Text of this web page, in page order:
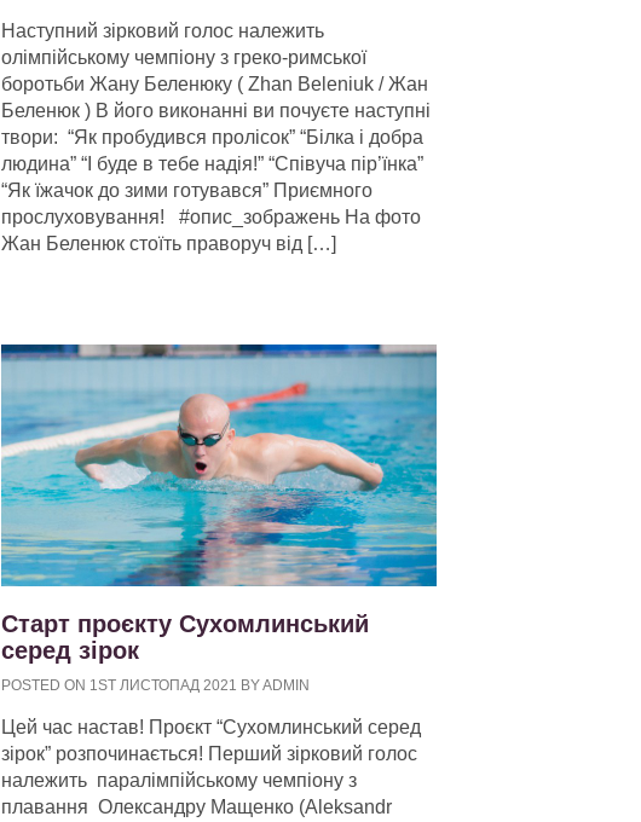
Наступний зірковий голос належить
олімпійському чемпіону з греко-римської
боротьби Жану Беленюку ( Zhan Beleniuk / Жан
Беленюк ) В його виконанні ви почуєте наступні
твори: “Як пробудився пролісок” “Білка і добра
людина” “І буде в тебе надія!” “Співуча пір’їнка”
“Як їжачок до зими готувався” Приємного
прослуховування! #опис_зображень На фото
Жан Беленюк стоїть праворуч від […]
Старт проєкту Сухомлинський
серед зірок
POSTED ON 1ST ЛИСТОПАД 2021 BY ADMIN
Цей час настав! Проєкт “Сухомлинський серед
зірок” розпочинається! Перший зірковий голос
належить паралімпійському чемпіону з
плавання Олександру Мащенко (Aleksandr